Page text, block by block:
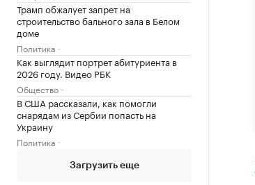
Трамп обжалует запрет на
строительство бального зала в Белом
доме
Политика
Как выглядит портрет абитуриента в
2026 году. Видео РБК
Общество
В США рассказали, как помогли
снарядам из Сербии попасть на
Украину
Политика
Загрузить еще